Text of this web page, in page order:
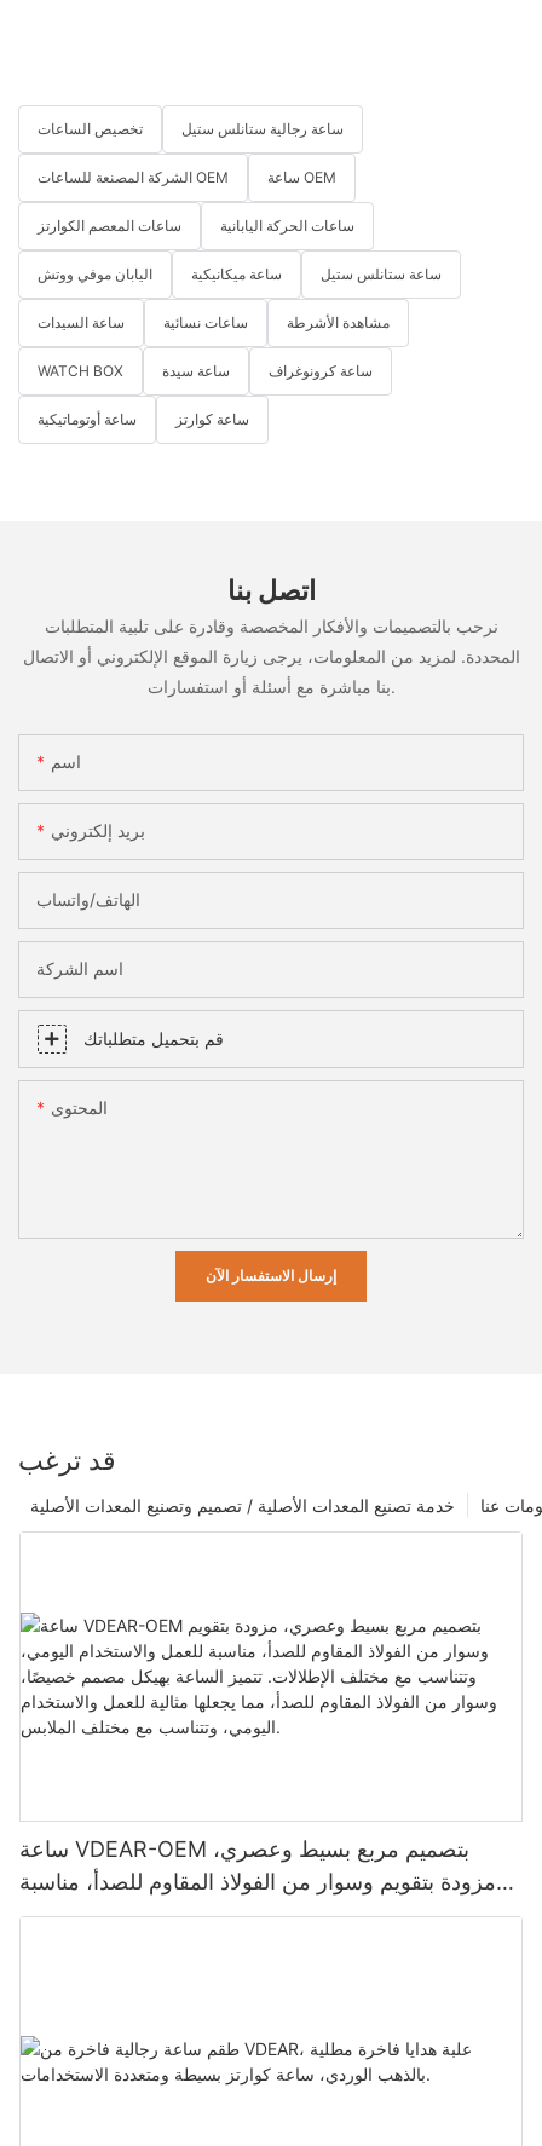
تخصيص الساعات ساعة رجالية ستانلس ستيل
الشركة المصنعة للساعات OEM ساعة OEM
ساعات المعصم الكوارتز ساعات الحركة اليابانية
اليابان موفي ووتش ساعة ميكانيكية ساعة ستانلس ستيل
ساعة السيدات ساعات نسائية مشاهدة الأشرطة
WATCH BOX ساعة سيدة ساعة كرونوغراف
ساعة أوتوماتيكية ساعة كوارتز
اتصل بنا
نرحب بالتصميمات والأفكار المخصصة وقادرة على تلبية المتطلبات
المحددة. لمزيد من المعلومات، يرجى زيارة الموقع الإلكتروني أو الاتصال
بنا مباشرة مع أسئلة أو استفسارات.
اسم
بريد إلكتروني
الهاتف/واتساب
اسم الشركة
قم بتحميل متطلباتك
المحتوى
إرسال الاستفسار الآن
قد ترغب
عنا خدمة تصنيع المعدات الأصلية / تصميم وتصنيع المعدات الأصلية
ساعة VDEAR-OEM بتصميم مربع بسيط وعصري،
مزودة بتقويم وسوار من الفولاذ المقاوم للصدأ، مناسبة
للعمل والاستخدام اليومي، وتتناسب مع مختلف الإطلالات.